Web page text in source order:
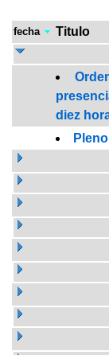
fecha Titulo
diez